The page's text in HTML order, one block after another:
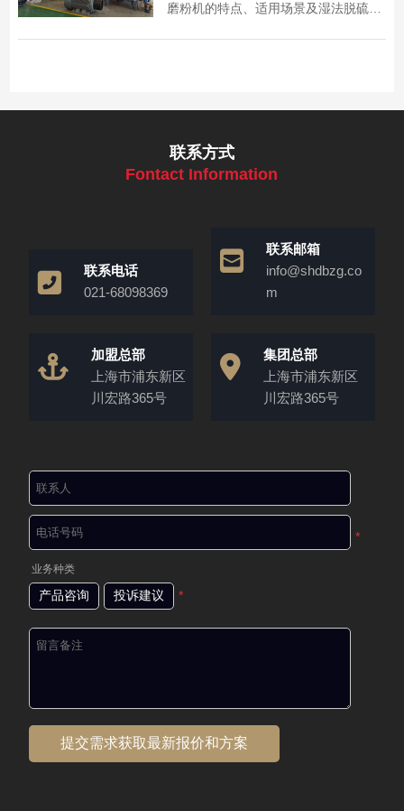
磨粉机的特点、适用场景及湿法脱硫工
联系方式
Fontact Information
联系电话
021-68098369
联系邮箱
info@shdbzg.co
m
加盟总部
上海市浦东新区
川宏路365号
集团总部
上海市浦东新区
川宏路365号
*
业务种类
产品咨询 投诉建议 *